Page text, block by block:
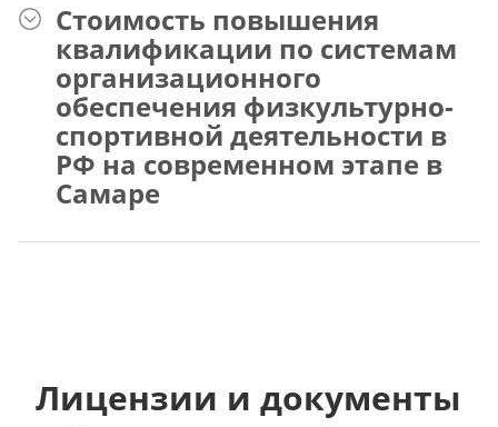
Стоимость повышения
квалификации по системам
организационного
обеспечения физкультурно-
спортивной деятельности в
РФ на современном этапе в
Самаре
Лицензии и документы